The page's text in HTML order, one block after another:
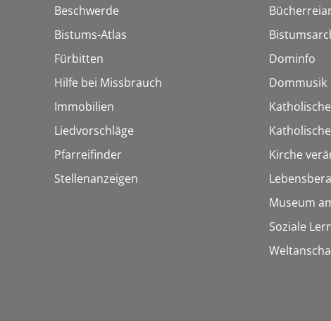
Beschwerde
Bistums-Atlas
Fürbitten
Hilfe bei Missbrauch
Immobilien
Liedvorschläge
Pfarreifinder
Stellenanzeigen
Dominfo
Dommusik
Kirche
Museum
Soziale